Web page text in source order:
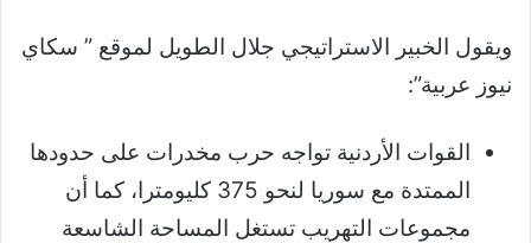
ويقول الخبير الاستراتيجي جلال الطويل لموقع ” سكاي
نيوز عربية”:
القوات الأردنية تواجه حرب مخدرات على حدودها
الممتدة مع سوريا لنحو 375 كليومترا، كما أن
مجموعات التهريب تستغل المساحة الشاسعة